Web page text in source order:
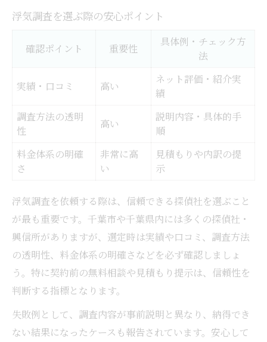
浮気調査を選ぶ際の安心ポイント
確認ポイント 重要性
具体例・チェック方
法
実績・口コミ 高い
ネット評価・紹介実
績
調査方法の透明
性
高い
説明内容・具体的手
順
料金体系の明確
さ
非常に高
い
見積もりや内訳の提
示
浮気調査を依頼する際は、信頼できる探偵社を選ぶこと
が最も重要です。千葉市や千葉県内には多くの探偵社・
興信所がありますが、選定時は実績や口コミ、調査方法
の透明性、料金体系の明確さなどを必ず確認しましょ
う。特に契約前の無料相談や見積もり提示は、信頼性を
判断する指標となります。
失敗例として、調査内容が事前説明と異なり、納得でき
ない結果になったケースも報告されています。安心して